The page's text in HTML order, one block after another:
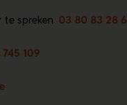
te spreken 03 80 83 28 6
109